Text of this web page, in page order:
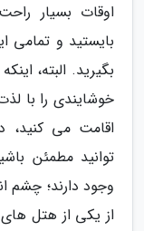
اوقات بسیار
بایستید و تمامی
بگیرید. البته،
خوشایندی را با
اقامت می
توانید مطمئن
وجود دارند؛ چشم
از یکی از هتل